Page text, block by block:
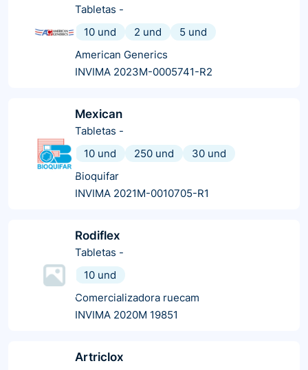
Tabletas -
10 und
2 und
5 und
American Generics
INVIMA 2023M-0005741-R2
Mexican
Tabletas -
10 und
250 und
30 und
Bioquifar
INVIMA 2021M-0010705-R1
Rodiflex
Tabletas -
10 und
Comercializadora ruecam
INVIMA 2020M 19851
Artriclox